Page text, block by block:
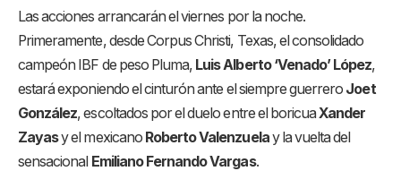
Las acciones arrancarán el viernes por la noche.
Primeramente, desde Corpus Christi, Texas, el consolidado
campeón IBF de peso Pluma, Luis Alberto ‘Venado’ López,
estará exponiendo el cinturón ante el siempre guerrero Joet
González, escoltados por el duelo entre el boricuaXander
Zayasy el mexicano Roberto Valenzuelay la vuelta del
sensacional Emiliano Fernando Vargas.